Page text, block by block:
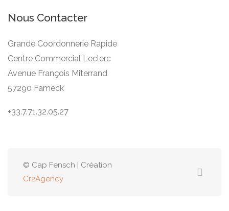
Nous Contacter
Grande Coordonnerie Rapide
Centre Commercial Leclerc
Avenue François Miterrand
57290 Fameck
+33.7.71.32.05.27
© Cap Fensch | Création
Cr2Agency